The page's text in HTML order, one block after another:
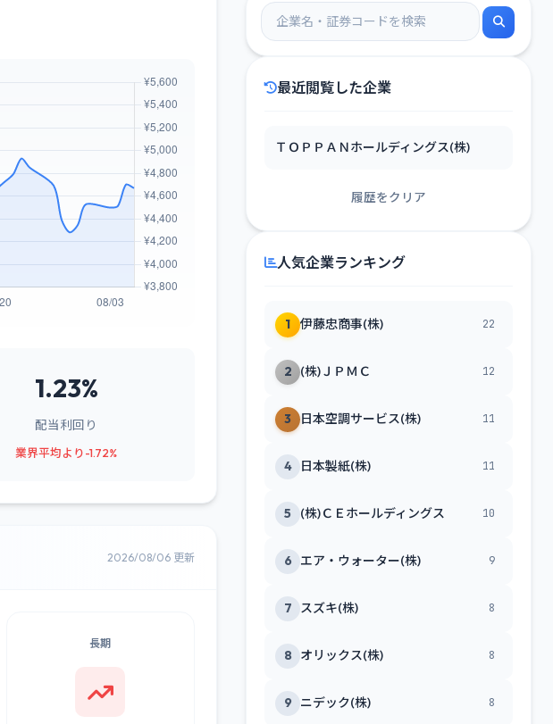
1.23%
配当利回り
業界平均より-1.72%
2026/08/06 更新
長期
最近閲覧した企業
ＴＯＰＰＡＮホールディングス(株)
履歴をクリア
人気企業ランキング
1 伊藤忠商事(株) 22
2 (株)ＪＰＭＣ 12
3 日本空調サービス(株) 11
4 日本製紙(株) 11
5 (株)ＣＥホールディングス 10
6 エア・ウォーター(株) 9
7 スズキ(株) 8
8 オリックス(株) 8
9 ニデック(株) 8